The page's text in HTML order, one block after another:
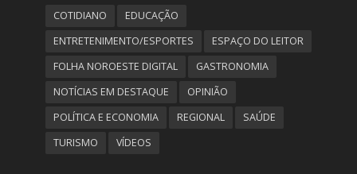
COTIDIANO
EDUCAÇÃO
ENTRETENIMENTO/ESPORTES
ESPAÇO DO LEITOR
FOLHA NOROESTE DIGITAL
GASTRONOMIA
NOTÍCIAS EM DESTAQUE
OPINIÃO
POLÍTICA E ECONOMIA
REGIONAL
SAÚDE
TURISMO
VÍDEOS